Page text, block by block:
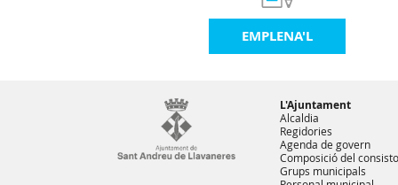
EMPLENA'L
L'Ajuntament
Alcaldia
Regidories
Agenda de govern
Composició del
Grups municipals